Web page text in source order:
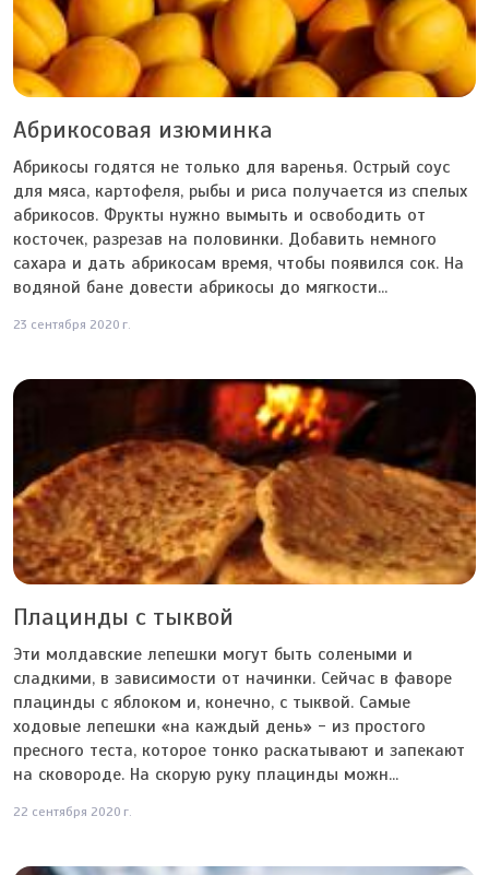
Абрикосовая изюминка
Абрикосы годятся не только для варенья. Острый соус
для мяса, картофеля, рыбы и риса получается из спелых
абрикосов. Фрукты нужно вымыть и освободить от
косточек, разрезав на половинки. Добавить немного
сахара и дать абрикосам время, чтобы появился сок. На
водяной бане довести абрикосы до мягкости...
23 сентября 2020 г.
Плацинды с тыквой
Эти молдавские лепешки могут быть солеными и
сладкими, в зависимости от начинки. Сейчас в фаворе
плацинды с яблоком и, конечно, с тыквой. Самые
ходовые лепешки «на каждый день» - из простого
пресного теста, которое тонко раскатывают и запекают
на сковороде. На скорую руку плацинды можн...
22 сентября 2020 г.